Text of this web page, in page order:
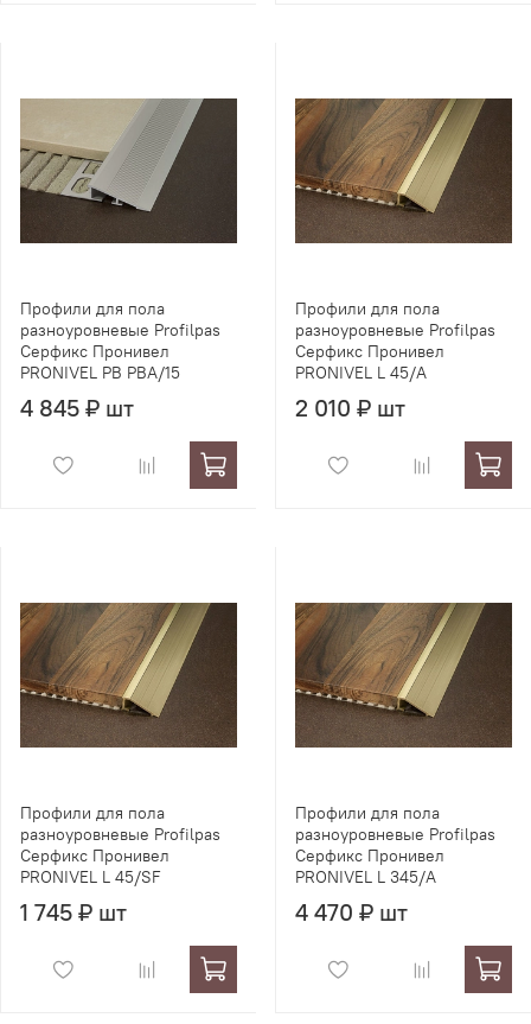
Профили для пола
разноуровневые Profilpas
Серфикс Пронивел
PRONIVEL PB PBA/15
4 845 ₽ шт
Профили для пола
разноуровневые Profilpas
Серфикс Пронивел
PRONIVEL L 45/A
2 010 ₽ шт
Профили для пола
разноуровневые Profilpas
Серфикс Пронивел
PRONIVEL L 45/SF
1 745 ₽ шт
Профили для пола
разноуровневые Profilpas
Серфикс Пронивел
PRONIVEL L 345/A
4 470 ₽ шт